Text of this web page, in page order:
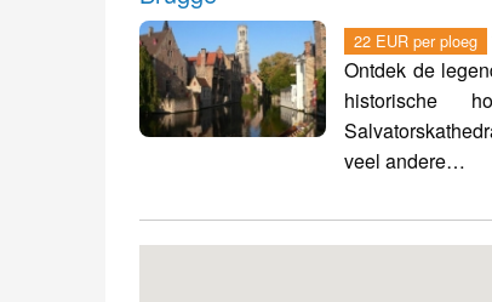
22 EUR per ploeg
Ontdek de
historische
veel andere…